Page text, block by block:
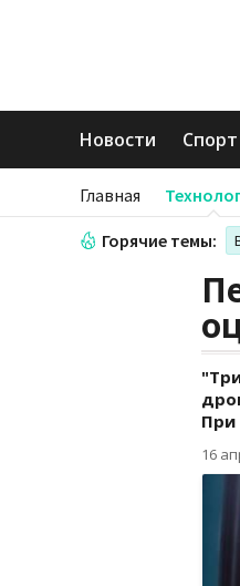
Новости Спорт
Главная
Горячие темы:
При
16